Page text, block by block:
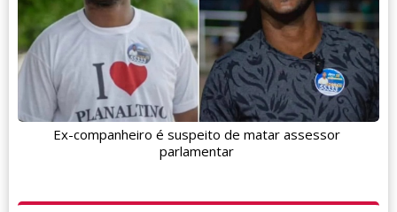
Ex-companheiro é suspeito de matar assessor
parlamentar